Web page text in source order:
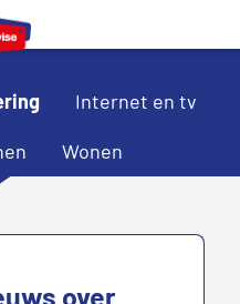
Internet en tv
Wonen
over